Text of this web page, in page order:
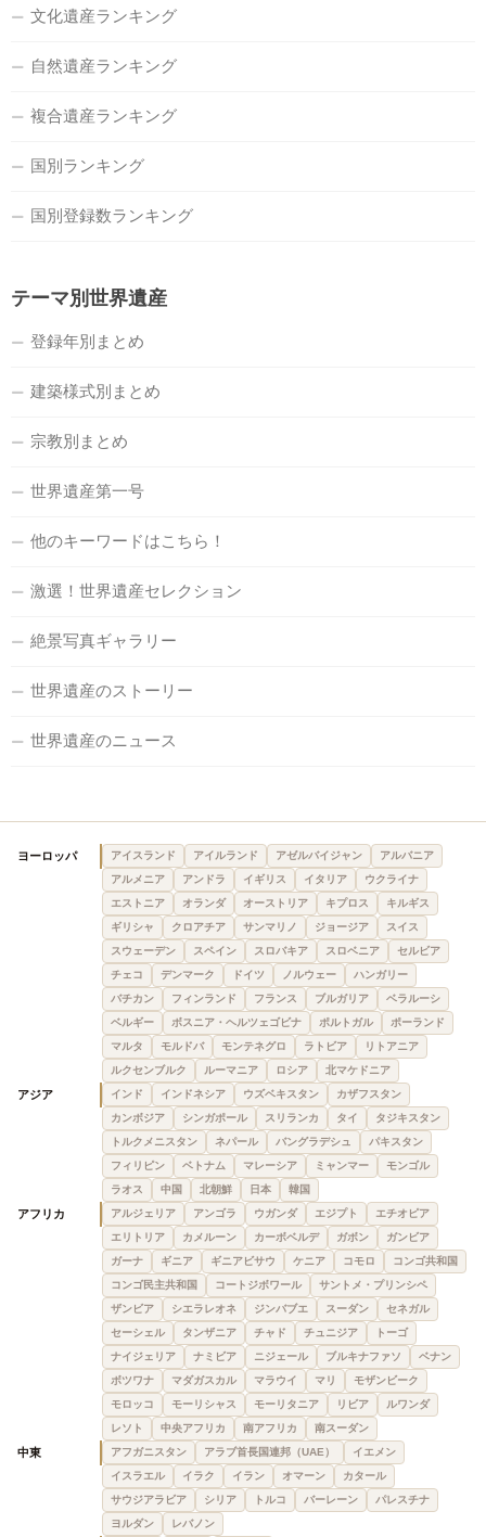
文化遺産ランキング
自然遺産ランキング
複合遺産ランキング
国別ランキング
国別登録数ランキング
テーマ別世界遺産
登録年別まとめ
建築様式別まとめ
宗教別まとめ
世界遺産第一号
他のキーワードはこちら！
激選！世界遺産セレクション
絶景写真ギャラリー
世界遺産のストーリー
世界遺産のニュース
ヨーロッパ アイスランド アイルランド アゼルバイジャン
アルバニア
アルメニア
アンドラ イギリス イタリア
ウクライナ
エストニア
オランダ オーストリア キプロス
キルギス
ギリシャ
クロアチア サンマリノ ジョージア
スイス
スウェーデン
スペイン スロバキア スロベニア
セルビア
チェコ
デンマーク ドイツ ノルウェー
ハンガリー
バチカン
フィンランド フランス ブルガリア
ベラルーシ
ベルギー
ボスニア・ヘルツェゴビナ ポルトガル
ポーランド
マルタ
モルドバ モンテネグロ ラトビア
リトアニア
ルクセンブルク
ルーマニア ロシア 北マケドニア
アジア インド インドネシア ウズベキスタン
カザフスタン
カンボジア
シンガポール スリランカ タイ
タジキスタン
トルクメニスタン
ネパール バングラデシュ
パキスタン
フィリピン
ベトナム マレーシア ミャンマー
モンゴル
ラオス
中国 北朝鮮 日本 韓国
アフリカ アルジェリア アンゴラ ウガンダ エジプト
エチオピア
エリトリア
カメルーン カーボベルデ ガボン
ガンビア
ガーナ
ギニア ギニアビサウ ケニア コモロ
コンゴ共和国
コンゴ民主共和国
コートジボワール
サントメ・プリンシペ
ザンビア
シエラレオネ ジンバブエ スーダン
セネガル
セーシェル
タンザニア チャド チュニジア
トーゴ
ナイジェリア
ナミビア ニジェール ブルキナファソ
ベナン
ボツワナ
マダガスカル マラウイ マリ
モザンビーク
モロッコ
モーリシャス モーリタニア リビア
ルワンダ
レソト
中央アフリカ 南アフリカ 南スーダン
中東 アフガニスタン アラブ首長国連邦（UAE）
イエメン
イスラエル
イラク イラン オマーン
カタール
サウジアラビア
シリア トルコ バーレーン
パレスチナ
ヨルダン
レバノン